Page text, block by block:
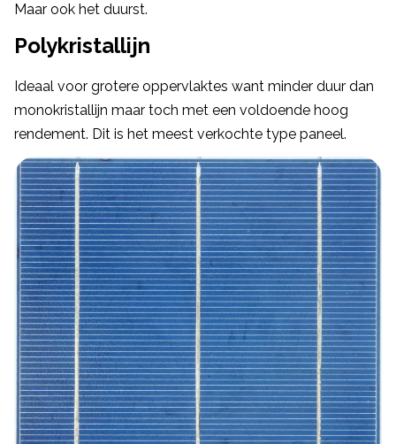
Maar ook het duurst.
Polykristallijn
Ideaal voor grotere oppervlaktes want minder duur dan
monokristallijn maar toch met een voldoende hoog
rendement. Dit is het meest verkochte type paneel.